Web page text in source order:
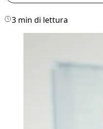
3 min di lettura